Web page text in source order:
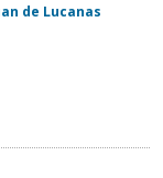
de Lucanas